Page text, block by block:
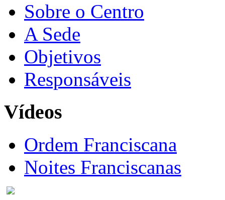
Sobre o Centro
A Sede
Objetivos
Responsáveis
Vídeos
Ordem Franciscana
Noites Franciscanas